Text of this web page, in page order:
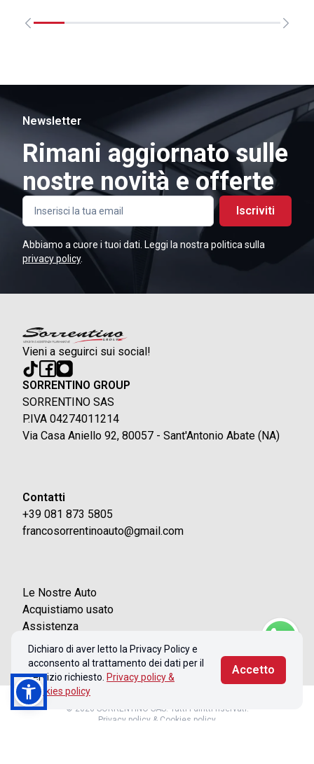
Newsletter
Rimani aggiornato sulle
nostre novità e offerte
Iscriviti
Abbiamo a cuore i tuoi dati. Leggi la nostra politica sulla
privacy policy.
Vieni a seguirci sui social!
SORRENTINO GROUP
SORRENTINO SAS
P.IVA 04274011214
Via Casa Aniello 92, 80057 - Sant'Antonio Abate (NA)
Contatti
+39 081 873 5805
francosorrentinoauto@gmail.com
Le Nostre Auto
Acquistiamo usato
Assistenza
Contatti
Dichiaro di aver letto la Privacy Policy e
acconsento al trattamento dei dati per il
servizio richiesto. Privacy policy &
Cookies policy
Accetto
© 2026 SORRENTINO SAS. Tutti i diritti riservati.
Privacy policy & Cookies policy